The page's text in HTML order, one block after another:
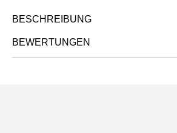
BESCHREIBUNG
BEWERTUNGEN